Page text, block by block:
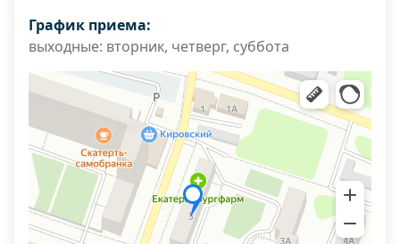
График приема:
выходные: вторник, четверг, суббота